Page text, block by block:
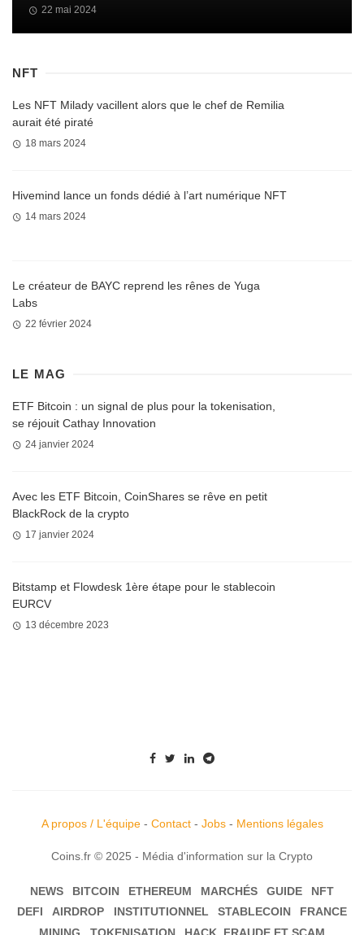
22 mai 2024
NFT
Les NFT Milady vacillent alors que le chef de Remilia
aurait été piraté
18 mars 2024
Hivemind lance un fonds dédié à l’art numérique NFT
14 mars 2024
Le créateur de BAYC reprend les rênes de Yuga
Labs
22 février 2024
LE MAG
ETF Bitcoin : un signal de plus pour la tokenisation,
se réjouit Cathay Innovation
24 janvier 2024
Avec les ETF Bitcoin, CoinShares se rêve en petit
BlackRock de la crypto
17 janvier 2024
Bitstamp et Flowdesk 1ère étape pour le stablecoin
EURCV
13 décembre 2023
A propos / L'équipe- Contact- Jobs- Mentions légales
Coins.fr © 2025 - Média d'information sur la Crypto
NEWS BITCOIN ETHEREUM MARCHÉS GUIDE
NFT
DEFI
AIRDROP INSTITUTIONNEL STABLECOIN
FRANCE